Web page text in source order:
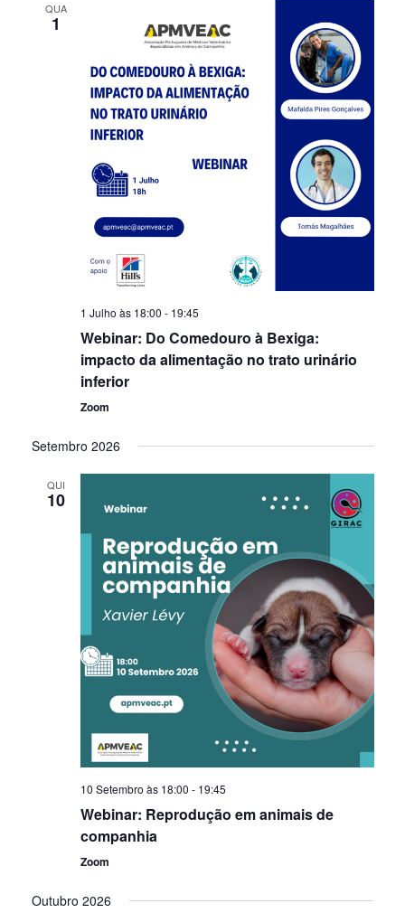
QUA
1
1 Julho às 18:00 - 19:45
Webinar: Do Comedouro à Bexiga:
impacto da alimentação no trato urinário
inferior
Zoom
Setembro 2026
QUI
10
10 Setembro às 18:00 - 19:45
Webinar: Reprodução em animais de
companhia
Zoom
Outubro 2026